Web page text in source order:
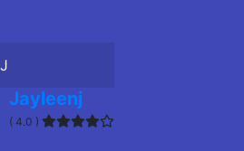
J
Jayleenj
( 4.0 )